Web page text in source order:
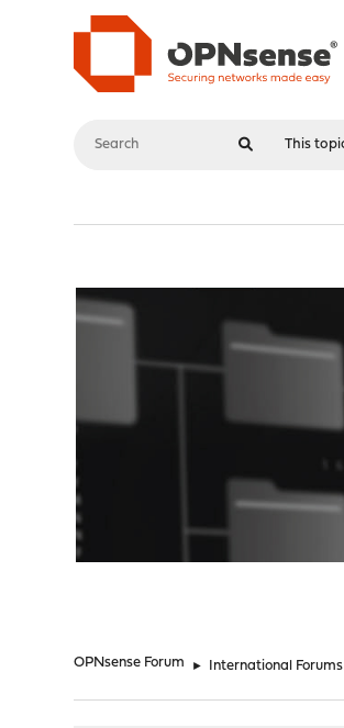
OPNsense Forum ► International Forums